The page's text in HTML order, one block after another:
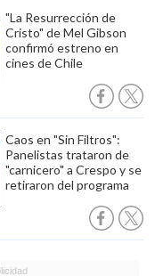
"La Resurrección de
Cristo" de Mel Gibson
confirmó estreno en
cines de Chile
Caos en "Sin Filtros":
Panelistas trataron de
"carnicero" a Crespo y se
retiraron del programa